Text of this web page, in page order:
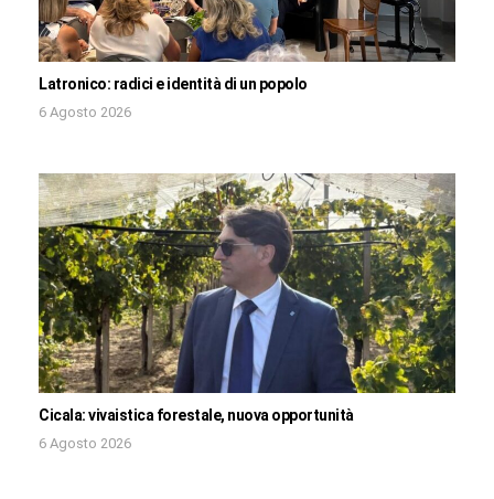
Latronico: radici e identità di un popolo
6 Agosto 2026
Cicala: vivaistica forestale, nuova opportunità
6 Agosto 2026